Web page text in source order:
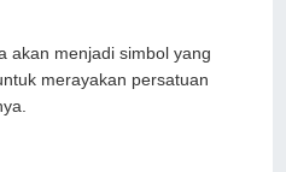
akan menjadi simbol yang
merayakan persatuan